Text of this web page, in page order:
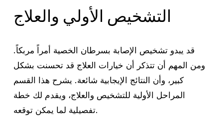
التشخيص الأولي والعلاج
قد يبدو تشخيص الإصابة بسرطان الخصية أمراً مربكاً.
ومن المهم أن تتذكر أن خيارات العلاج قد تحسنت بشكل
كبير، وأن النتائج الإيجابية شائعة. يشرح هذا القسم
المراحل الأولية للتشخيص والعلاج، ويقدم لك خطة
تفصيلية لما يمكن توقعه.